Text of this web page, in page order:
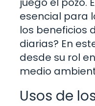
esencial para
los beneficios
diarias? En
desde su rol
medio
Usos de